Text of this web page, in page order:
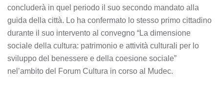
concluderà in quel periodo il suo secondo mandato alla
guida della città. Lo ha confermato lo stesso primo cittadino
durante il suo intervento al convegno “La dimensione
sociale della cultura: patrimonio e attività culturali per lo
sviluppo del benessere e della coesione sociale”
nel’ambito del Forum Cultura in corso al Mudec.